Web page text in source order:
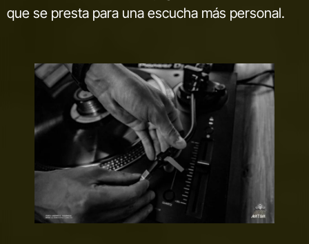
que se presta para una escucha más personal.